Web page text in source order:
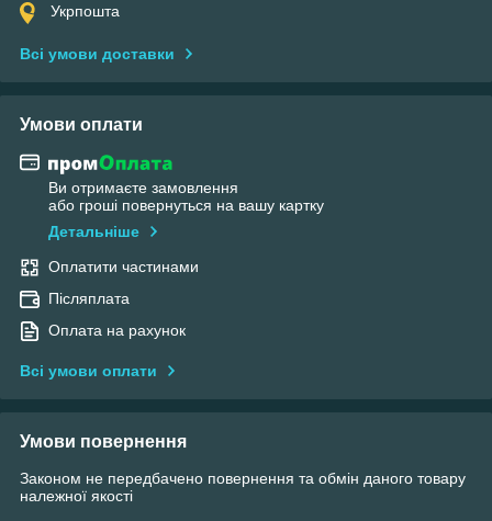
Укрпошта
Всі умови доставки
Умови оплати
Ви отримаєте замовлення
або гроші повернуться на вашу картку
Детальніше
Оплатити частинами
Післяплата
Оплата на рахунок
Всі умови оплати
Умови повернення
Законом не передбачено повернення та обмін даного товару
належної якості